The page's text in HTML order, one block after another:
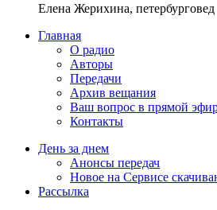
Елена Жерихина, петербурговед
Главная
О радио
Авторы
Передачи
Архив вещания
Ваш вопрос в прямой
Контакты
День за днем
Анонсы передач
Новое на Сервисе
Рассылка